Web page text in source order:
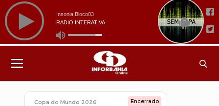
Copa do Mundo 2026 Encerrado